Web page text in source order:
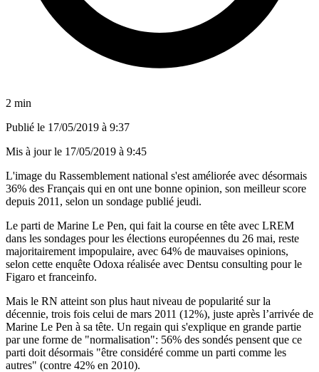
2 min
Publié le 17/05/2019 à 9:37
Mis à jour le 17/05/2019 à 9:45
L'image du Rassemblement national s'est améliorée avec désormais
36% des Français qui en ont une bonne opinion, son meilleur score
depuis 2011, selon un sondage publié jeudi.
Le parti de Marine Le Pen, qui fait la course en tête avec LREM
dans les sondages pour les élections européennes du 26 mai, reste
majoritairement impopulaire, avec 64% de mauvaises opinions,
selon cette enquête Odoxa réalisée avec Dentsu consulting pour le
Figaro et franceinfo.
Mais le RN atteint son plus haut niveau de popularité sur la
décennie, trois fois celui de mars 2011 (12%), juste après l’arrivée de
Marine Le Pen à sa tête. Un regain qui s'explique en grande partie
par une forme de "normalisation": 56% des sondés pensent que ce
parti doit désormais "être considéré comme un parti comme les
autres" (contre 42% en 2010).